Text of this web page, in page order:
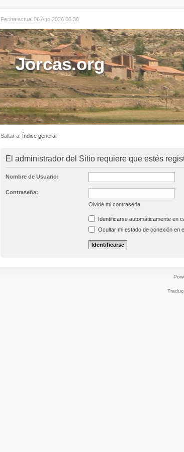
Fecha actual 06 Ago 2026 06:38
Jorcas.org
Saltar a: Índice general
El administrador del Sitio requiere que estés
Nombre de Usuario:
Contraseña:
Olvidé mi contraseña
Identificarse automáticamente en
Ocultar mi estado de conexión en